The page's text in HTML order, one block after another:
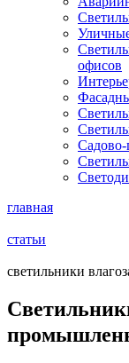
офисов
Садово-
главная
статьи
светильники